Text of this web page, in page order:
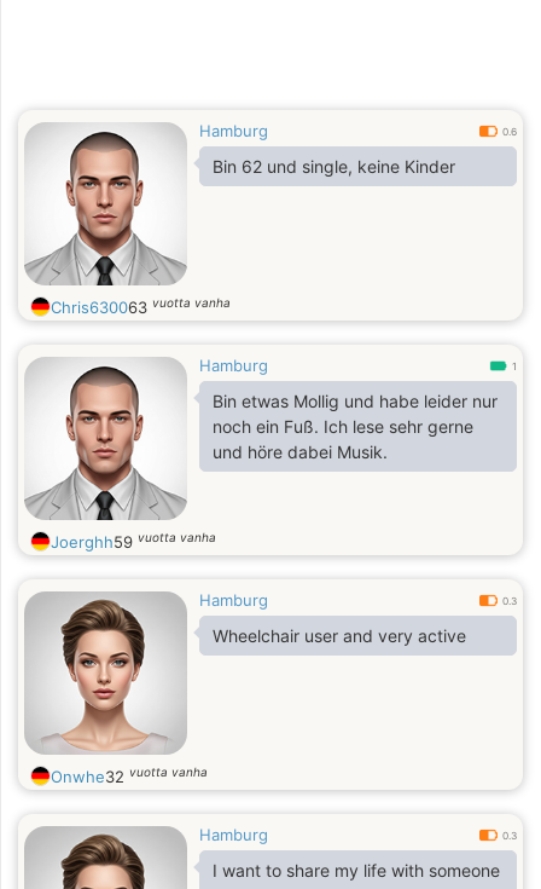
Hamburg 0.6
Bin 62 und single, keine Kinder
Chris630063 vuotta vanha
Hamburg 1
Bin etwas Mollig und habe leider nur
noch ein Fuß. Ich lese sehr gerne
und höre dabei Musik.
Joerghh59 vuotta vanha
Hamburg 0.3
Wheelchair user and very active
Onwhe32 vuotta vanha
Hamburg 0.3
I want to share my life with someone